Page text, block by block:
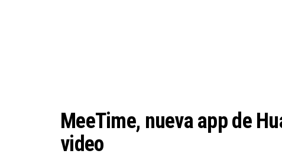
MeeTime, nueva app de
video